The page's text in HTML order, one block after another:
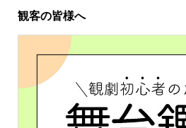
観客の皆様へ